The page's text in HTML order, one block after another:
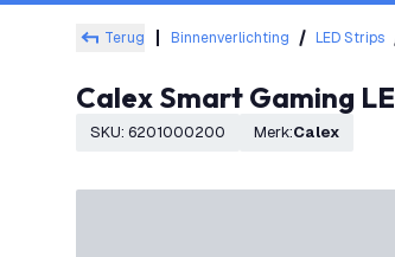
Terug Binnenverlichting LED Strips
Calex Smart Gaming
SKU: 6201000200 Merk: Calex